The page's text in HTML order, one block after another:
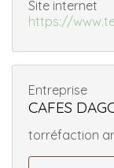
Site internet
https://
Entreprise
CAFES
torréfaction